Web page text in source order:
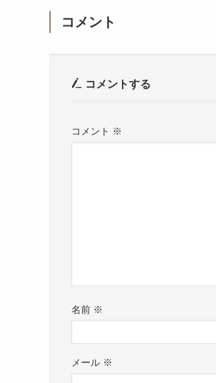
コメント
コメントする
コメント ※
名前 ※
メール ※